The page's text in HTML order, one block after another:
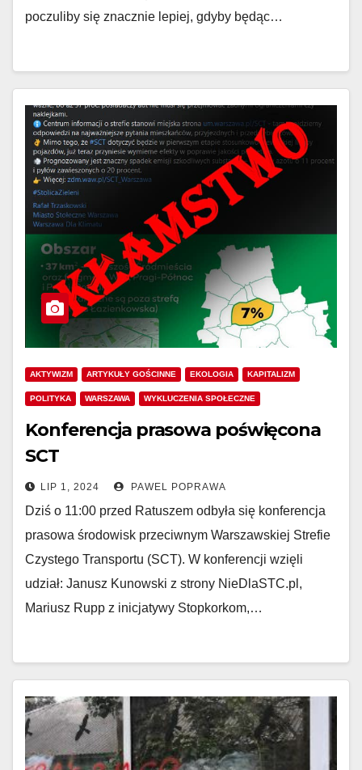
poczuliby się znacznie lepiej, gdyby będąc…
AKTYWIZM ARTYKUŁY GOŚCINNE EKOLOGIA KAPITALIZM
POLITYKA WARSZAWA WYKLUCZENIA SPOŁECZNE
Konferencja prasowa poświęcona
SCT
LIP 1, 2024 PAWEL POPRAWA
Dziś o 11:00 przed Ratuszem odbyła się konferencja
prasowa środowisk przeciwnym Warszawskiej Strefie
Czystego Transportu (SCT). W konferencji wzięli
udział: Janusz Kunowski z strony NieDlaSTC.pl,
Mariusz Rupp z inicjatywy Stopkorkom,…